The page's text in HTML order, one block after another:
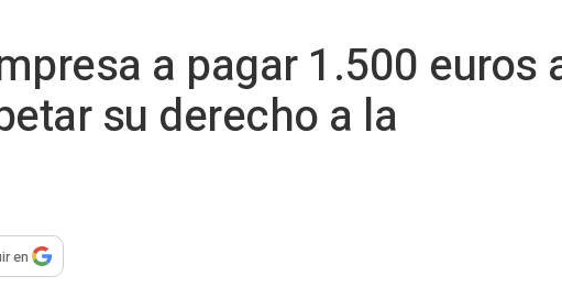
a pagar 1.500 euros
su derecho a la
en